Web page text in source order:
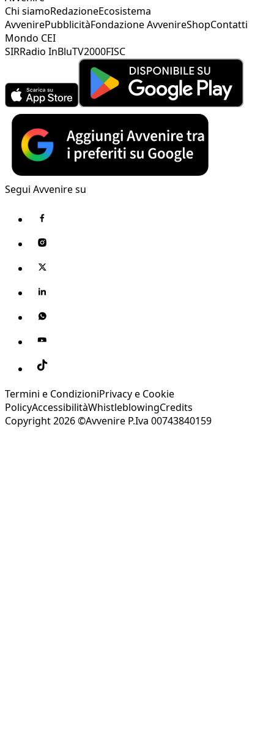
Chi siamoRedazioneEcosistema
AvvenirePubblicitàFondazione AvvenireShopContatti
Mondo CEI
SIRRadio InBluTV2000FISC
Segui Avvenire su
Termini e CondizioniPrivacy e Cookie
PolicyAccessibilitàWhistleblowingCredits
Copyright 2026 ©Avvenire P.Iva 00743840159